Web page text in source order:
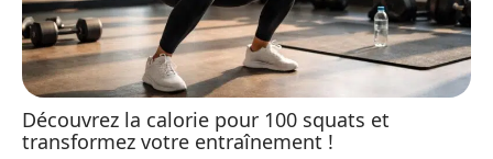
Découvrez la calorie pour 100 squats et
transformez votre entraînement !